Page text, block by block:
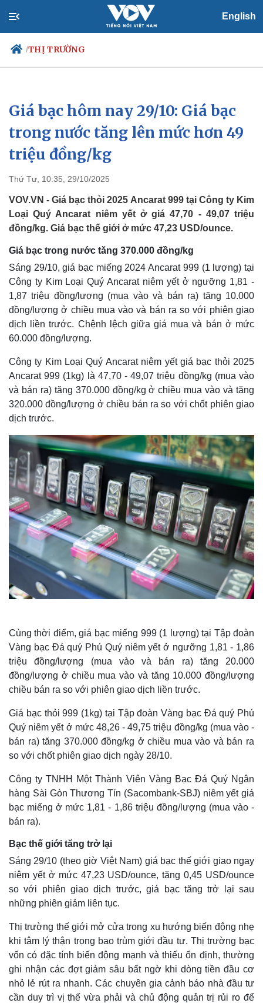
English
/THỊ TRƯỜNG
Chính trị
Tổ chức nhân sự
Quốc hội
Nhận diện sự thật
Xã hội
Tin 24h
Dự báo thời tiết
Thế giới
Quan sát
Cuộc sống đó đây
Hồ sơ
Multimedia
Video
Ảnh
E-Magazine
Infographic
Giá bạc hôm nay 29/10: Giá bạc
trong nước tăng lên mức hơn 49
triệu đồng/kg
Thứ Tư, 10:35, 29/10/2025
VOV.VN - Giá bạc thỏi 2025 Ancarat 999 tại Công ty Kim
Loại Quý Ancarat niêm yết ở giá 47,70 - 49,07 triệu
đồng/kg. Giá bạc thế giới ở mức 47,23 USD/ounce.
Giá bạc trong nước tăng 370.000 đồng/kg
Sáng 29/10, giá bạc miếng 2024 Ancarat 999 (1 lượng) tại
Công ty Kim Loại Quý Ancarat niêm yết ở ngưỡng 1,81 -
1,87 triệu đồng/lượng (mua vào và bán ra) tăng 10.000
đồng/lượng ở chiều mua vào và bán ra so với phiên giao
dịch liền trước. Chệnh lệch giữa giá mua và bán ở mức
60.000 đồng/lượng.
Công ty Kim Loại Quý Ancarat niêm yết giá bạc thỏi 2025
Ancarat 999 (1kg) là 47,70 - 49,07 triệu đồng/kg (mua vào
và bán ra) tăng 370.000 đồng/kg ở chiều mua vào và tăng
320.000 đồng/lượng ở chiều bán ra so với chốt phiên giao
dịch trước.
Cùng thời điểm, giá bạc miếng 999 (1 lượng) tại Tập đoàn
Vàng bạc Đá quý Phú Quý niêm yết ở ngưỡng 1,81 - 1,86
triệu đồng/lượng (mua vào và bán ra) tăng 20.000
đồng/lượng ở chiều mua vào và tăng 10.000 đồng/lượng
chiều bán ra so với phiên giao dịch liền trước.
Giá bạc thỏi 999 (1kg) tại Tập đoàn Vàng bạc Đá quý Phú
Quý niêm yết ở mức 48,26 - 49,75 triệu đồng/kg (mua vào -
bán ra) tăng 370.000 đồng/kg ở chiều mua vào và bán ra
so với chốt phiên giao dịch ngày 28/10.
Công ty TNHH Một Thành Viên Vàng Bạc Đá Quý Ngân
hàng Sài Gòn Thương Tín (Sacombank-SBJ) niêm yết giá
bạc miếng ở mức 1,81 - 1,86 triệu đồng/lượng (mua vào -
bán ra).
Bạc thế giới tăng trở lại
Sáng 29/10 (theo giờ Việt Nam) giá bạc thế giới giao ngay
niêm yết ở mức 47,23 USD/ounce, tăng 0,45 USD/ounce
so với phiên giao dịch trước, giá bạc tăng trở lại sau
những phiên giảm liên tục.
Thị trường thế giới mở cửa trong xu hướng biến động nhẹ
khi tâm lý thận trọng bao trùm giới đầu tư. Thị trường bạc
vốn có đặc tính biến động mạnh và thiếu ổn định, thường
ghi nhận các đợt giảm sâu bất ngờ khi dòng tiền đầu cơ
nhỏ lẻ rút ra nhanh. Các chuyên gia cảnh báo nhà đầu tư
cần duy trì vị thế vừa phải và chủ động quản trị rủi ro để